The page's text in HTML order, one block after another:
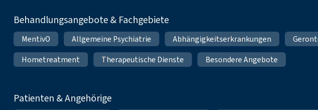
Behandlungsangebote & Fachgebiete
MentivO Allgemeine Psychiatrie Abhängigkeitserkrankungen
Hometreatment
Therapeutische Dienste Besondere Angebote
Patienten & Angehörige